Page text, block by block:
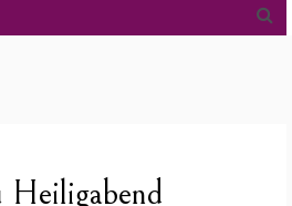
Heiligabend